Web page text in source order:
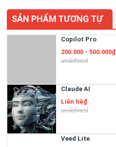
SẢN PHẨM TƯƠNG TỰ
200.000 - 500.000₫
undefined
Liên hệ₫